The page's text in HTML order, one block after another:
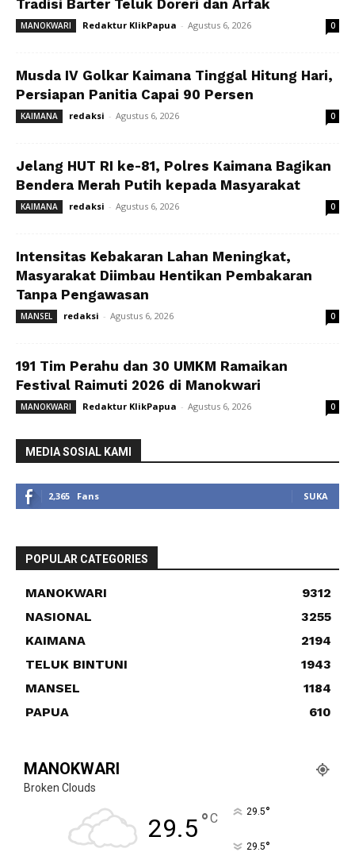
Tradisi Barter Teluk Doreri dan Arfak
MANOKWARI Redaktur KlikPapua - Agustus 6, 2026 0
Musda IV Golkar Kaimana Tinggal Hitung Hari,
Persiapan Panitia Capai 90 Persen
KAIMANA redaksi - Agustus 6, 2026 0
Jelang HUT RI ke-81, Polres Kaimana Bagikan
Bendera Merah Putih kepada Masyarakat
KAIMANA redaksi - Agustus 6, 2026 0
Intensitas Kebakaran Lahan Meningkat,
Masyarakat Diimbau Hentikan Pembakaran
Tanpa Pengawasan
MANSEL redaksi - Agustus 6, 2026 0
191 Tim Perahu dan 30 UMKM Ramaikan
Festival Raimuti 2026 di Manokwari
MANOKWARI Redaktur KlikPapua - Agustus 6, 2026 0
MEDIA SOSIAL KAMI
2,365 Fans SUKA
POPULAR CATEGORIES
MANOKWARI
9312
NASIONAL
3255
KAIMANA
2194
TELUK BINTUNI
1943
MANSEL
1184
PAPUA
610
MANOKWARI
Broken Clouds
29.5°C 29.5°
29.5°